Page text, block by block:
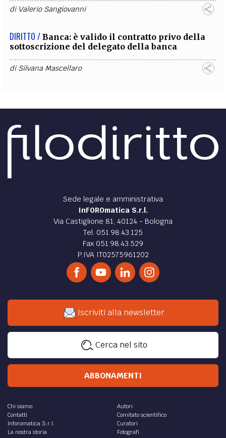
di Valerio Sangiovanni
DIRITTO / Banca: è valido il contratto privo della
sottoscrizione del delegato della banca
diSilvana Mascellaro
Sede legale e amministrativa
InFOROmatica S.r.l.
Via Castiglione 81, 40124 - Bologna
Tel. 051.98.43.125
Fax 051.98.43.529
P.IVA IT02575961202
Iscriviti alla newsletter
Cerca nel sito
ABBONAMENTI
Chi siamo
Contatti
Inforomatica S.r.l.
La nostra storia
Autori
Comitato scientifico
Curatori
Fotografi